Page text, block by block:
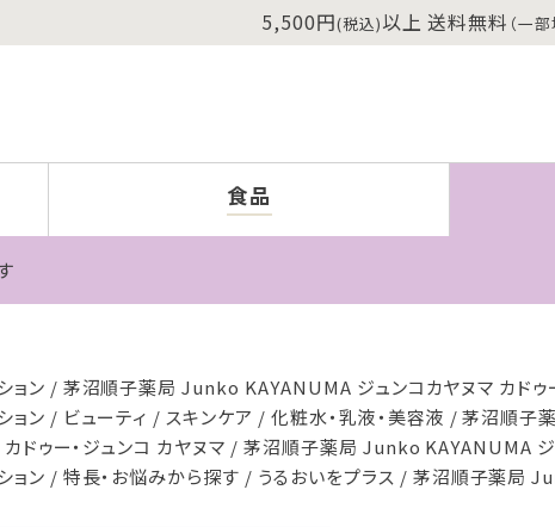
5,500円(税込)以上 送料無料 （一
食品
ョン
茅沼順子薬局 Junko KAYANUMA ジュンコカヤヌマ カドゥ
ョン ビューティ スキンケア 化粧水・乳液・美容液
茅沼順子
カドゥー・ジュンコ カヤヌマ
茅沼順子薬局 Junko KAYANUMA ジ
ョン 特長・お悩みから探す うるおいをプラス 茅沼順子薬局